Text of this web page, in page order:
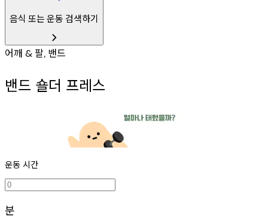
음식 또는 운동 검색하기
어깨 & 팔, 밴드
밴드 숄더 프레스
운동 시간
분